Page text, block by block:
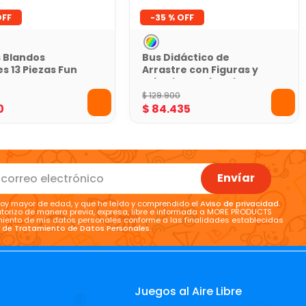
Blandos
13 Piezas Fun
-35 %
Bus Didáctico de
Arrastre con Figuras y
Laberinto Baby Mine
$129.900
$ 84.435
Envíar
mayor de edad, y que he leído y comprendido elAviso de privacidad.
de manera previa, expresa, libre e informada a MORE PRODUCTS
de mis datos personales conforme a las finalidades establecidas
Tratamiento de Datos Personales.
Juegos al Aire Libre